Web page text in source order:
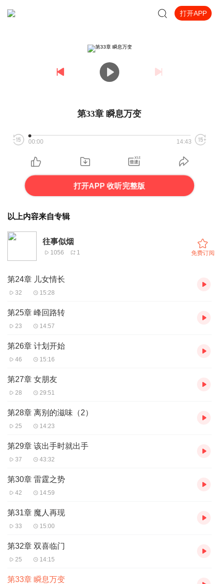
打开APP
第33章 瞬息万变
00:00 14:43
打开APP 收听完整版
以上内容来自专辑
往事似烟
1056 1 免费订阅
第24章 儿女情长
32 15:28
第25章 峰回路转
23 14:57
第26章 计划开始
46 15:16
第27章 女朋友
28 29:51
第28章 离别的滋味（2）
25 14:23
第29章 该出手时就出手
37 43:32
第30章 雷霆之势
42 14:59
第31章 魔人再现
33 15:00
第32章 双喜临门
25 14:15
第33章 瞬息万变